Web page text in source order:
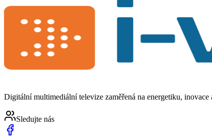
Digitální multimediální televize zaměřená na energetiku, inovace
Sledujte nás